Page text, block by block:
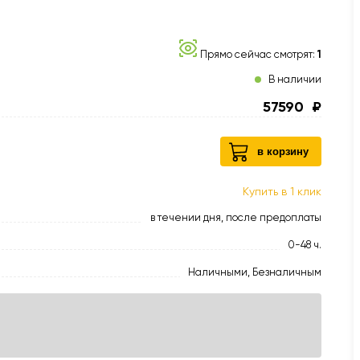
Прямо сейчас смотрят:1
В наличии
57590 ₽
в корзину
Купить в 1 клик
в течении дня, после предоплаты
0-48 ч.
Наличными, Безналичным